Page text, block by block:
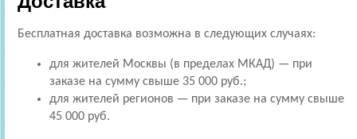
Бесплатная доставка возможна в следующих случаях:
для жителей Москвы (в пределах МКАД) — при
заказе на сумму свыше 35 000 руб.;
для жителей регионов — при заказе на сумму свыше
45 000 руб.